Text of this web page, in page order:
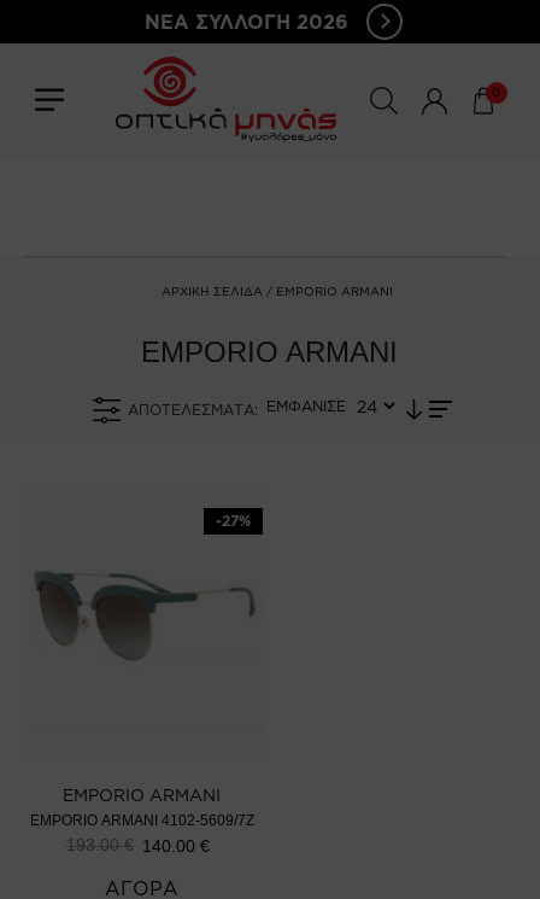
ΝΕΑ ΣΥΛΛΟΓΗ 2026
0
ΑΡΧΙΚΉ ΣΕΛΊΔΑ / EMPORIO ARMANI
EMPORIO ARMANI
ΑΠΟΤΕΛΈΣΜΑΤΑ: ΕΜΦΑΝΙΣΕ
-27%
EMPORIO ARMANI
EMPORIO ARMANI 4102-5609/7Z
193.00€ 140.00 €
ΑΓΟΡΑ